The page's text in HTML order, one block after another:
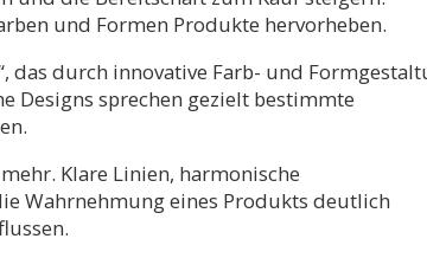
und Formen Produkte hervorheben.
das durch innovative Farb- und
Designs sprechen gezielt bestimmte
Klare Linien, harmonische
Wahrnehmung eines Produkts deutlich